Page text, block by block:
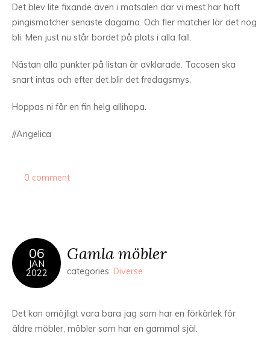
Det blev lite fixande även i matsalen där vi mest har haft
pingismatcher senaste dagarna. Och fler matcher lär det nog
bli. Men just nu står bordet på plats i alla fall.
Nästan alla punkter på listan är avklarade. Tacosen ska
snart intas och efter det blir det fredagsmys.
Hoppas ni får en fin helg allihopa.
//Angelica
0 comment
06
JAN
2022
Gamla möbler
categories: Diverse
Det kan omöjligt vara bara jag som har en förkärlek för
äldre möbler, möbler som har en gammal själ.